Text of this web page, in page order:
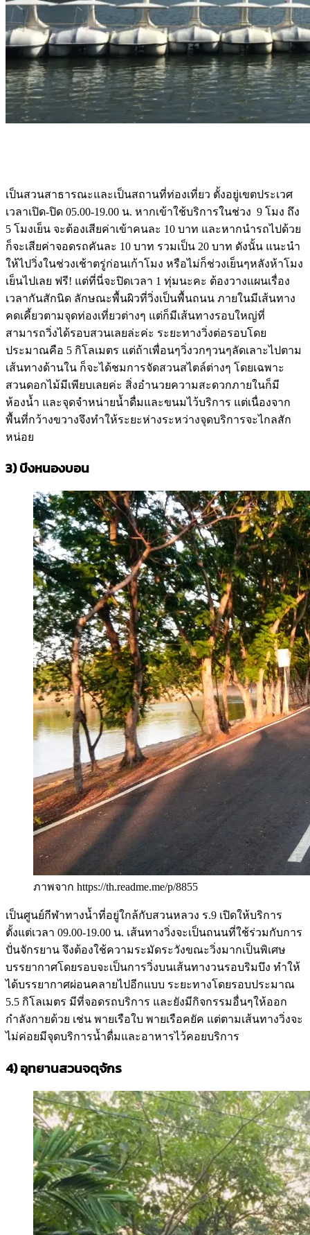
เป็นสวนสาธารณะและเป็นสถานที่ท่องเที่ยว ตั้งอยู่เขตประเวศ
เวลาเปิด-ปิด 05.00-19.00 น. หากเข้าใช้บริการในช่วง 9 โมง ถึง
5 โมงเย็น จะต้องเสียค่าเข้าคนละ 10 บาท และหากนำรถไปด้วย
ก็จะเสียค่าจอดรถคันละ 10 บาท รวมเป็น 20 บาท ดังนั้น แนะนำ
ให้ไปวิ่งในช่วงเช้าตรู่ก่อนเก้าโมง หรือไม่ก็ช่วงเย็นๆหลังห้าโมง
เย็นไปเลย ฟรี! แต่ที่นี่จะปิดเวลา 1 ทุ่มนะคะ ต้องวางแผนเรื่อง
เวลากันสักนิด ลักษณะพื้นผิวที่วิ่งเป็นพื้นถนน ภายในมีเส้นทาง
คดเคี้ยวตามจุดท่องเที่ยวต่างๆ แต่ก็มีเส้นทางรอบใหญ่ที่
สามารถวิ่งได้รอบสวนเลยล่ะค่ะ ระยะทางวิ่งต่อรอบโดย
ประมาณคือ 5 กิโลเมตร แต่ถ้าเพื่อนๆวิ่งวกๆวนๆลัดเลาะไปตาม
เส้นทางด้านใน ก็จะได้ชมการจัดสวนสไตล์ต่างๆ โดยเฉพาะ
สวนดอกไม้มีเพียบเลยค่ะ สิ่งอำนวยความสะดวกภายในก็มี
ห้องน้ำ และจุดจำหน่ายน้ำดื่มและขนมไว้บริการ แต่เนื่องจาก
พื้นที่กว้างขวางจึงทำให้ระยะห่างระหว่างจุดบริการจะไกลสัก
หน่อย
3)บึงหนองบอน
ภาพจาก https://th.readme.me/p/8855
เป็นศูนย์กีฬาทางน้ำที่อยู่ใกล้กับสวนหลวง ร.9 เปิดให้บริการ
ตั้งแต่เวลา 09.00-19.00 น. เส้นทางวิ่งจะเป็นถนนที่ใช้ร่วมกับการ
ปั่นจักรยาน จึงต้องใช้ความระมัดระวังขณะวิ่งมากเป็นพิเศษ
บรรยากาศโดยรอบจะเป็นการวิ่งบนเส้นทางวนรอบริมบึง ทำให้
ได้บรรยากาศผ่อนคลายไปอีกแบบ ระยะทางโดยรอบประมาณ
5.5 กิโลเมตร มีที่จอดรถบริการ และยังมีกิจกรรมอื่นๆให้ออก
กำลังกายด้วย เช่น พายเรือใบ พายเรือคยัค แต่ตามเส้นทางวิ่งจะ
ไม่ค่อยมีจุดบริการน้ำดื่มและอาหารไว้คอยบริการ
4)อุทยานสวนจตุจักร